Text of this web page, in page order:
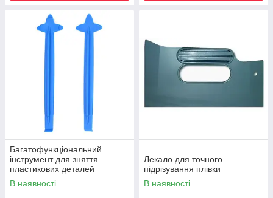
Багатофункціональний
інструмент для зняття
пластикових деталей
В наявності
Лекало для точного
підрізування плівки
В наявності